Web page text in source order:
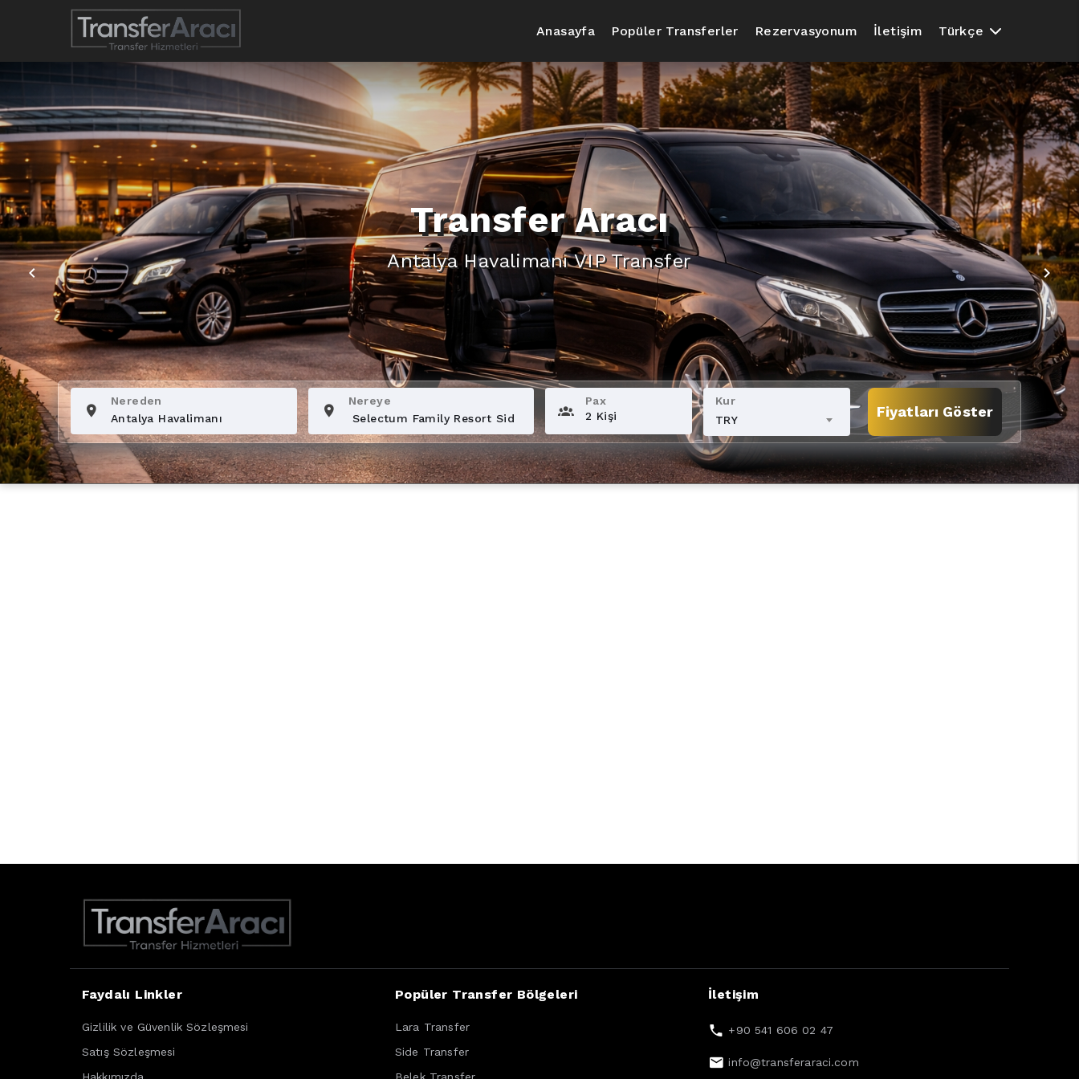
Anasayfa Popüler Transferler Rezervasyonum İletişim Türkçe
Transfer Aracı
Antalya Havalimanı VIP Transfer
Nereden Nereye
Pax
2 Kişi
Kur
TRY
Fiyatları Göster
Faydalı Linkler
Gizlilik ve Güvenlik Sözleşmesi
Satış Sözleşmesi
Hakkımızda
Popüler Transfer Bölgeleri
Lara Transfer
Side Transfer
Belek Transfer
İletişim
+90 541 606 02 47
info@transferaraci.com